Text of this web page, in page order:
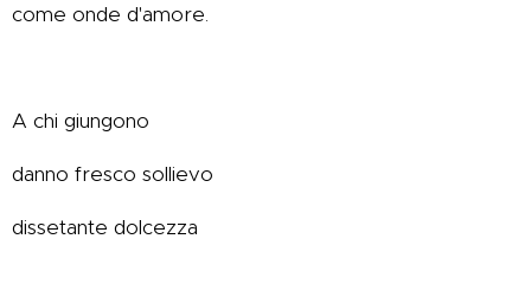
come onde d'amore.
A chi giungono
danno fresco sollievo
dissetante dolcezza